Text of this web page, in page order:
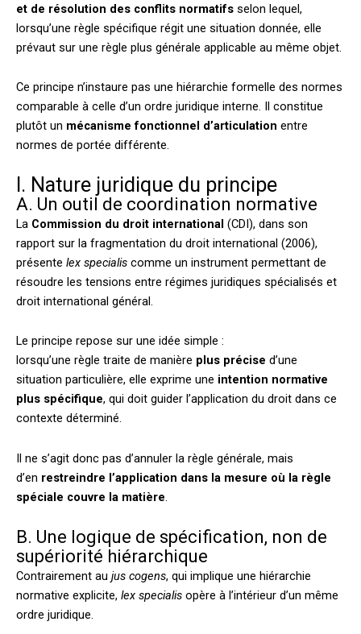
et de résolution des conflits normatifs selon lequel,
lorsqu’une règle spécifique régit une situation donnée, elle
prévaut sur une règle plus générale applicable au même objet.
Ce principe n’instaure pas une hiérarchie formelle des normes
comparable à celle d’un ordre juridique interne. Il constitue
plutôt un mécanisme fonctionnel d’articulation entre
normes de portée différente.
I. Nature juridique du principe
A. Un outil de coordination normative
La Commission du droit international (CDI), dans son
rapport sur la fragmentation du droit international (2006),
présente lex specialis comme un instrument permettant de
résoudre les tensions entre régimes juridiques spécialisés et
droit international général.
Le principe repose sur une idée simple :
lorsqu’une règle traite de manière plus précise d’une
situation particulière, elle exprime une intention normative
plus spécifique, qui doit guider l’application du droit dans ce
contexte déterminé.
Il ne s’agit donc pas d’annuler la règle générale, mais
d’en restreindre l’application dans la mesure où la règle
spéciale couvre la matière.
B. Une logique de spécification, non de
supériorité hiérarchique
Contrairement au jus cogens, qui implique une hiérarchie
normative explicite, lex specialis opère à l’intérieur d’un même
ordre juridique.